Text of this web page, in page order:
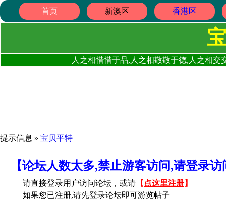
首页 新澳区 香港区
人之相惜惜于品,人之相敬敬于德,人之相
提示信息 » 宝贝平特
【论坛人数太多,禁止游客访问,请登录
请直接登录用户访问论坛，或请 【 点这里注册】
如果您已注册,请先登录论坛即可游览帖子